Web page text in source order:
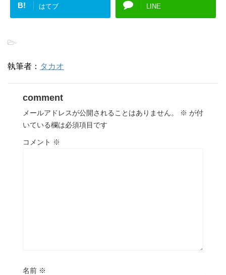
B! はてブ LINE
-
執筆者： タカオ
comment
メールアドレスが公開されることはありません。 ※ が付
いている欄は必須項目です
コメント ※
名前 ※